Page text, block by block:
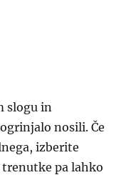
slogu in
nosili. Če
izberite
trenutke pa lahko